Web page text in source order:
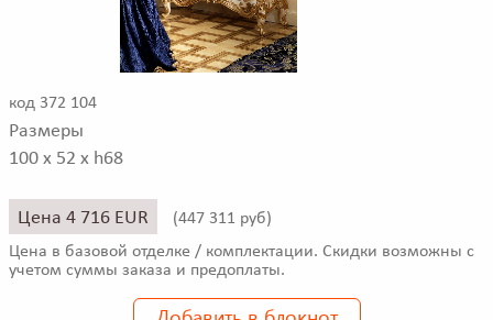
код 372 104
Размеры
100 x 52 x h68
Цена 4 716 EUR (447 311 руб)
Цена в базовой отделке / комплектации. Скидки возможны с
учетом суммы заказа и предоплаты.